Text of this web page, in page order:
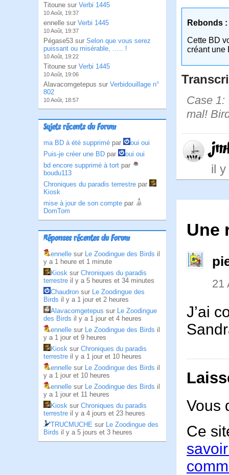
Titoune sur Verbi 1445
10 Août, 19:37
ennelle sur Verbi 1445
10 Août, 19:37
Pégase53 sur Selon que vous serez
puissant ou misérable, ….. !
10 Août, 19:22
Titoune sur Verbi 1445
10 Août, 19:06
Alavacomgetepus sur Verbidouillage n°
802
10 Août, 18:57
Sujets récents du Forum
ma BD à été supprimé par
oui oui
Puis-je créer une BD par
oui oui
bd encore supprimé à tort par
boudu113
Chroniques du paradis terrestre par
Kiosk
mise à jour de son compte par
DomTom
Réponses récentes du Forum
ennelle sur Le Zoodingue des Birds il
y a 1 heure et 1 minute
Kiosk sur Chroniques du paradis
terrestre il y a 5 heures et 34 minutes
Chaudron sur Le Zoodingue des
Birds il y a 1 jour et 2 heures
Alavacomgetepus sur Le Zoodingue
des Birds il y a 1 jour et 4 heures
ennelle sur Le Zoodingue des Birds il
y a 1 jour et 9 heures
Kiosk sur Chroniques du paradis
terrestre il y a 1 jour et 10 heures
ennelle sur Le Zoodingue des Birds il
y a 1 jour et 10 heures
ennelle sur Le Zoodingue des Birds il
y a 1 jour et 11 heures
Kiosk sur Chroniques du paradis
terrestre il y a 4 jours et 23 heures
TRUCMUCHE sur Le Zoodingue des
Birds il y a 5 jours et 3 heures
Rebonds :
Cette BD
créant une
Case 1:
mal!
il
Une
21
J’ai
Vous
Ce